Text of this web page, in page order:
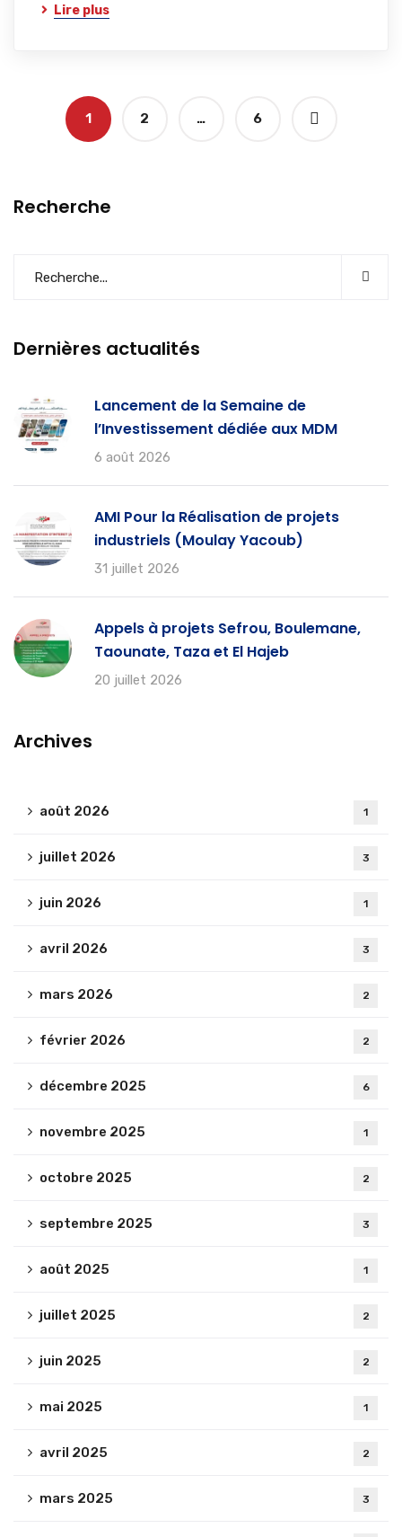
Lire plus
1 2 … 6
Recherche
Dernières actualités
Lancement de la Semaine de
l’Investissement dédiée aux MDM
6 août 2026
AMI Pour la Réalisation de projets
industriels (Moulay Yacoub)
31 juillet 2026
Appels à projets Sefrou, Boulemane,
Taounate, Taza et El Hajeb
20 juillet 2026
Archives
août 2026 1
juillet 2026 3
juin 2026 1
avril 2026 3
mars 2026 2
février 2026 2
décembre 2025 6
novembre 2025 1
octobre 2025 2
septembre 2025 3
août 2025 1
juillet 2025 2
juin 2025 2
mai 2025 1
avril 2025 2
mars 2025 3